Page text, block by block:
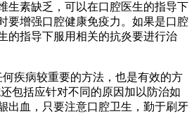
生素缺乏，可以在口腔医生的指导下
要增强口腔健康免疫力。如果是口腔
的指导下服用相关的抗炎要进行治
病较重要的方法，也是有效的方
包括应针对不同的原因加以防治如
出血，只要注意口腔卫生，勤于刷牙